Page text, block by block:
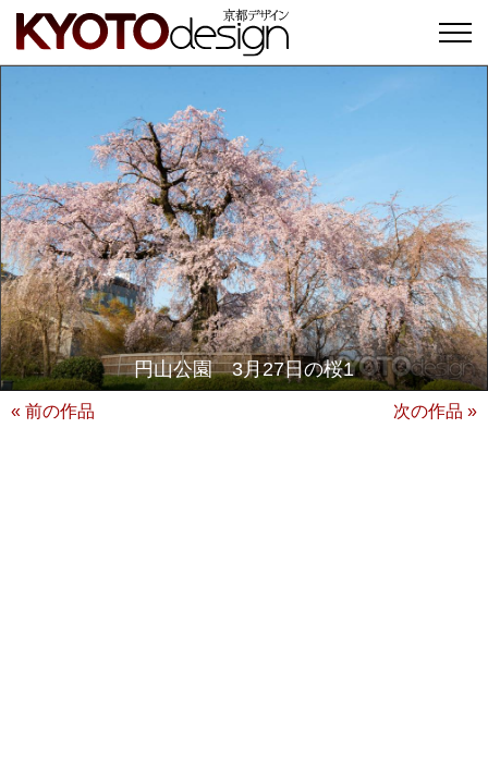
円山公園 3月27日の桜1
« 前の作品 次の作品 »